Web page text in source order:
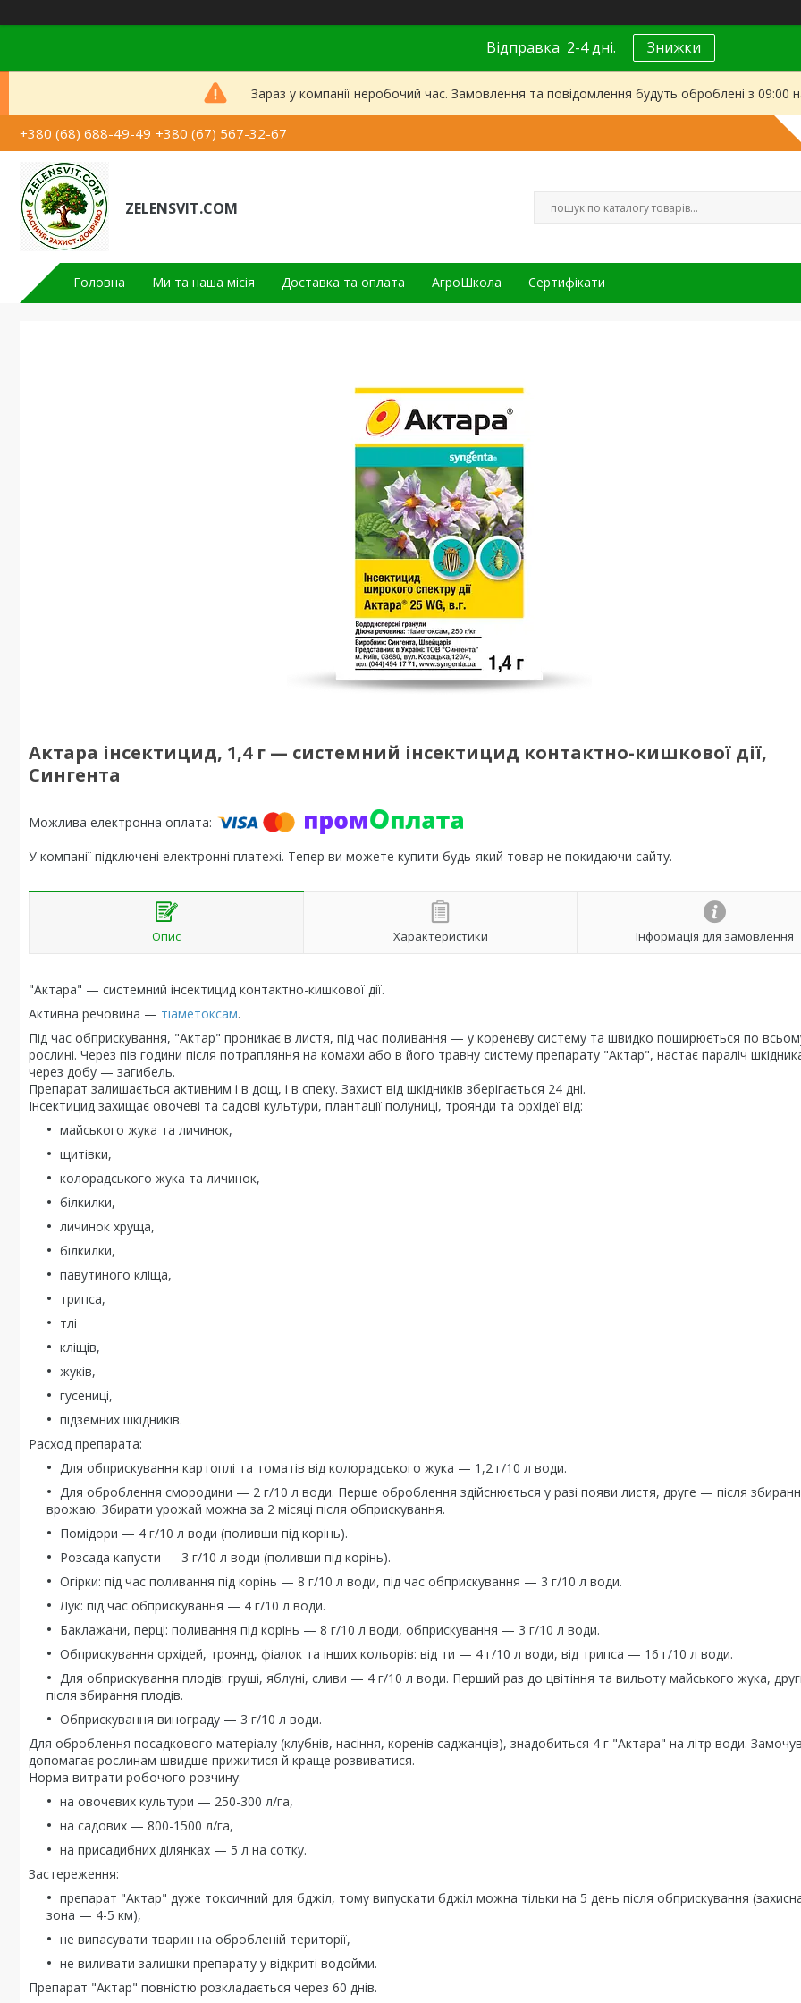
Відправка 2-4 дні. Знижки
Зараз у компанії неробочий час. Замовлення та повідомлення будуть оброблені з
+380 (68) 688-49-49 +380 (67) 567-32-67
ZELENSVIT.COM
Головна Ми та наша місія Доставка та оплата АгроШкола Сертифікати
Актара інсектицид, 1,4 г — системний інсектицид контактно-кишкової дії,
Сингента
У компанії підключені електронні платежі. Тепер ви можете купити будь-який товар не покидаючи сайту.
Опис Характеристики Інформація для замовлення
"Актара" — системний інсектицид контактно-кишкової дії.
Активна речовина — тіаметоксам.
Під час обприскування, "Актар" проникає в листя, під час поливання — у кореневу систему та швидко поширюється по
рослині. Через пів години після потрапляння на комахи або в його травну систему препарату "Актар", настає параліч
через добу — загибель.
Препарат залишається активним і в дощ, і в спеку. Захист від шкідників зберігається 24 дні.
Інсектицид захищає овочеві та садові культури, плантації полуниці, троянди та орхідеї від:
майського жука та личинок,
щитівки,
колорадського жука та личинок,
білкилки,
личинок хруща,
білкилки,
павутиного кліща,
трипса,
тлі
кліщів,
жуків,
гусениці,
підземних шкідників.
Расход препарата:
Для обприскування картоплі та томатів від колорадського жука — 1,2 г/10 л води.
Для оброблення смородини — 2 г/10 л води. Перше оброблення здійснюється у разі появи листя, друге — після
врожаю. Збирати урожай можна за 2 місяці після обприскування.
Помідори — 4 г/10 л води (поливши під корінь).
Розсада капусти — 3 г/10 л води (поливши під корінь).
Огірки: під час поливання під корінь — 8 г/10 л води, під час обприскування — 3 г/10 л води.
Лук: під час обприскування — 4 г/10 л води.
Баклажани, перці: поливання під корінь — 8 г/10 л води, обприскування — 3 г/10 л води.
Обприскування орхідей, троянд, фіалок та інших кольорів: від ти — 4 г/10 л води, від трипса — 16 г/10 л води.
Для обприскування плодів: груші, яблуні, сливи — 4 г/10 л води. Перший раз до цвітіння та вильоту майського жука,
після збирання плодів.
Обприскування винограду — 3 г/10 л води.
Для оброблення посадкового матеріалу (клубнів, насіння, коренів саджанців), знадобиться 4 г "Актара" на літр води.
допомагає рослинам швидше прижитися й краще розвиватися.
Норма витрати робочого розчину:
на овочевих культури — 250-300 л/га,
на садових — 800-1500 л/га,
на присадибних ділянках — 5 л на сотку.
Застереження:
препарат "Актар" дуже токсичний для бджіл, тому випускати бджіл можна тільки на 5 день після обприскування
зона — 4-5 км),
не випасувати тварин на обробленій території,
не виливати залишки препарату у відкриті водойми.
Препарат "Актар" повністю розкладається через 60 днів.